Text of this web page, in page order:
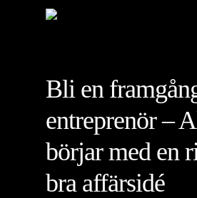
Bli en
entreprenör –
börjar med en
bra affärsidé